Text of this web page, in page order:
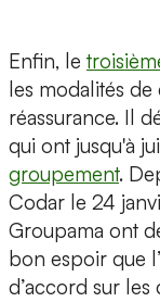
Enfin, le
les modalités
réassurance. Il
qui ont jusqu'à
groupement.
Codar le 24
Groupama ont
bon espoir que
d’accord sur